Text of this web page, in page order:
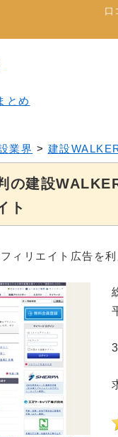
口
とめ
業界 > 建設
の建設
ト
ィリエイト広告を